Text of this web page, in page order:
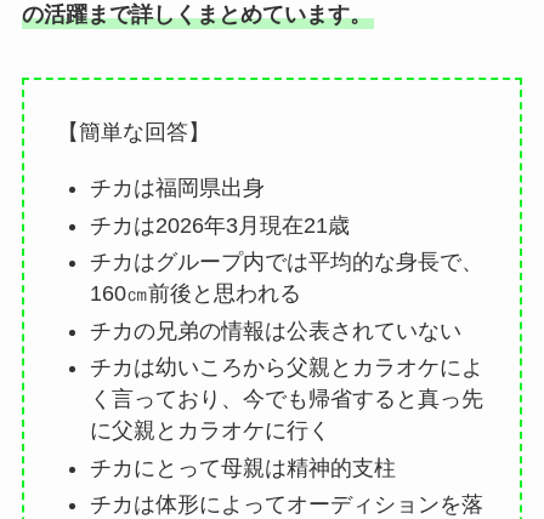
の活躍まで詳しくまとめています。
【簡単な回答】
チカは福岡県出身
チカは2026年3月現在21歳
チカはグループ内では平均的な身長で、
160㎝前後と思われる
チカの兄弟の情報は公表されていない
チカは幼いころから父親とカラオケによ
く言っており、今でも帰省すると真っ先
に父親とカラオケに行く
チカにとって母親は精神的支柱
チカは体形によってオーディションを落